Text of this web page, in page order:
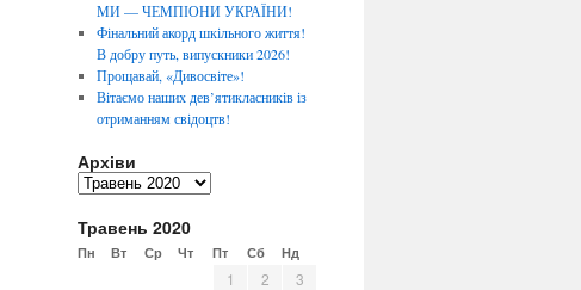
ї
МИ — ЧЕМПІОНИ УКРАЇНИ!
Фінальний акорд шкільного життя!
В добру путь, випускники 2026!
Прощавай, «Дивосвіте»!
Вітаємо наших дев’ятикласників із
отриманням свідоцтв!
Архіви
А
х
і
Травень 2020
Пн Вт Ср Чт Пт Сб Нд
1 2
3